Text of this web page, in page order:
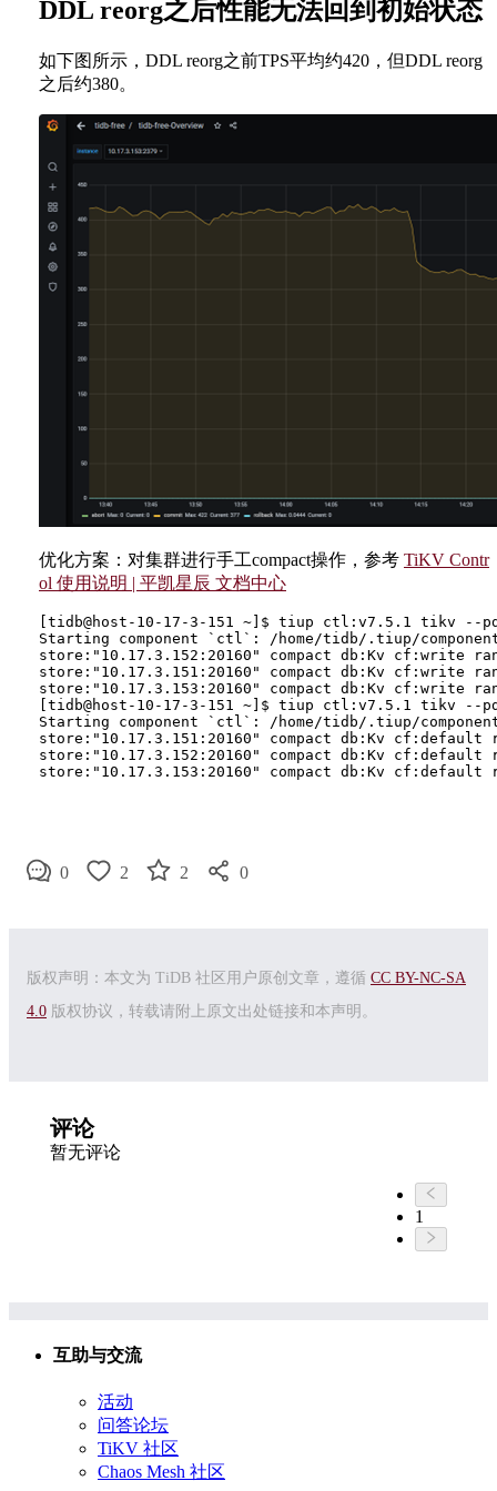
DDL reorg之后性能无法回到初始状态
如下图所示，DDL reorg之前TPS平均约420，但DDL reorg
之后约380。
优化方案：对集群进行手工compact操作，参考 TiKV Contr
ol 使用说明 | 平凯星辰 文档中心
[tidb@host-10-17-3-151 ~]$ tiup ctl:v7.5.1 tikv --
Starting component `ctl`: /home/tidb/.tiup/
store:"10.17.3.152:20160" compact db:Kv cf:write
store:"10.17.3.151:20160" compact db:Kv cf:write
store:"10.17.3.153:20160" compact db:Kv cf:write
[tidb@host-10-17-3-151 ~]$ tiup ctl:v7.5.1 tikv --
Starting component `ctl`: /home/tidb/.tiup/
store:"10.17.3.151:20160" compact db:Kv
store:"10.17.3.152:20160" compact db:Kv
0 2 2 0
版权声明：本文为 TiDB 社区用户原创文章，遵循 CC BY-NC-SA
4.0 版权协议，转载请附上原文出处链接和本声明。
评论
暂无评论
1
互助与交流
活动
问答论坛
TiKV 社区
Chaos Mesh 社区